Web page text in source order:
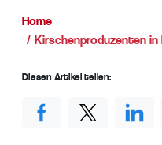
Home
Kirschenproduzenten
Diesen Artikel teilen: